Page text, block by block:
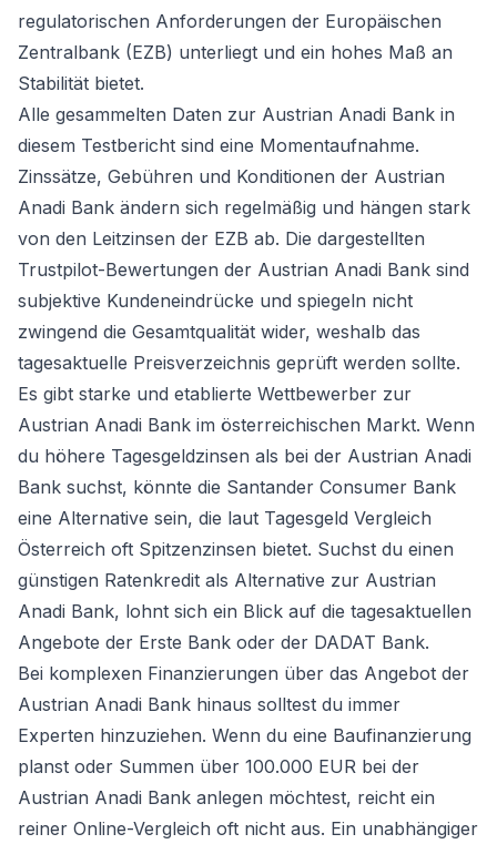
regulatorischen Anforderungen der Europäischen
Zentralbank (EZB) unterliegt und ein hohes Maß an
Stabilität bietet.
Alle gesammelten Daten zur Austrian Anadi Bank in
diesem Testbericht sind eine Momentaufnahme.
Zinssätze, Gebühren und Konditionen der Austrian
Anadi Bank ändern sich regelmäßig und hängen stark
von den Leitzinsen der EZB ab. Die dargestellten
Trustpilot-Bewertungen der Austrian Anadi Bank sind
subjektive Kundeneindrücke und spiegeln nicht
zwingend die Gesamtqualität wider, weshalb das
tagesaktuelle Preisverzeichnis geprüft werden sollte.
Es gibt starke und etablierte Wettbewerber zur
Austrian Anadi Bank im österreichischen Markt. Wenn
du höhere Tagesgeldzinsen als bei der Austrian Anadi
Bank suchst, könnte die Santander Consumer Bank
eine Alternative sein, die laut Tagesgeld Vergleich
Österreich oft Spitzenzinsen bietet. Suchst du einen
günstigen Ratenkredit als Alternative zur Austrian
Anadi Bank, lohnt sich ein Blick auf die tagesaktuellen
Angebote der Erste Bank oder der DADAT Bank.
Bei komplexen Finanzierungen über das Angebot der
Austrian Anadi Bank hinaus solltest du immer
Experten hinzuziehen. Wenn du eine Baufinanzierung
planst oder Summen über 100.000 EUR bei der
Austrian Anadi Bank anlegen möchtest, reicht ein
reiner Online-Vergleich oft nicht aus. Ein unabhängiger